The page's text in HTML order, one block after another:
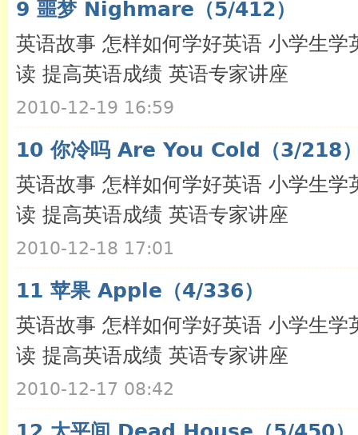
9 噩梦 Nighmare（5/412）
英语故事 怎样如何学好英语 小学生
读 提高英语成绩 英语专家讲座
2010-12-19 16:59
10 你冷吗 Are You Cold（3/218
英语故事 怎样如何学好英语 小学生
读 提高英语成绩 英语专家讲座
2010-12-18 17:01
11 苹果 Apple（4/336）
英语故事 怎样如何学好英语 小学生
读 提高英语成绩 英语专家讲座
2010-12-17 08:42